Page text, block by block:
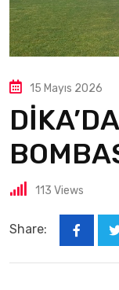
15 Mayıs 2026
113 Views
Share: